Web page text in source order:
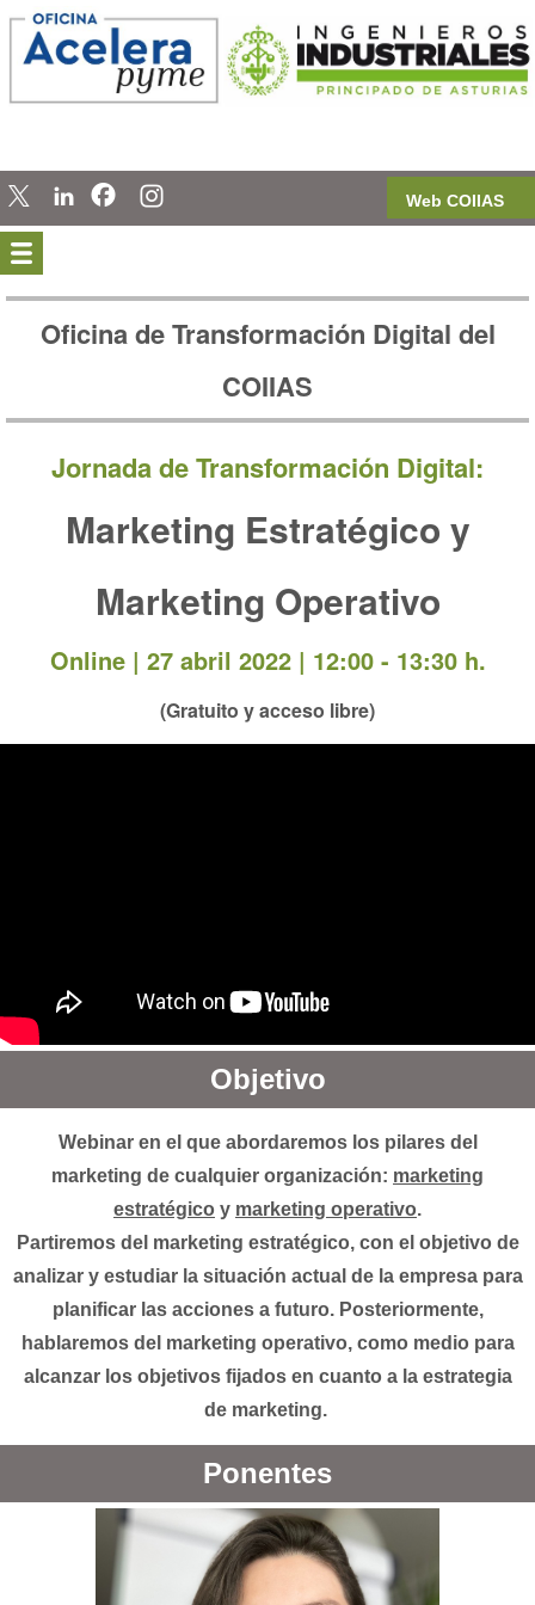
Web COIIAS
Oficina de Transformación Digital del
COIIAS
Jornada de Transformación Digital:
Marketing Estratégico y
Marketing Operativo
Online | 27 abril 2022 | 12:00 - 13:30 h.
(Gratuito y acceso libre)
Objetivo
Webinar en el que abordaremos los pilares del
marketing de cualquier organización: marketing
estratégico y marketing operativo.
Partiremos del marketing estratégico, con el objetivo de
analizar y estudiar la situación actual de la empresa para
planificar las acciones a futuro. Posteriormente,
hablaremos del marketing operativo, como medio para
alcanzar los objetivos fijados en cuanto a la estrategia
de marketing.
Ponentes